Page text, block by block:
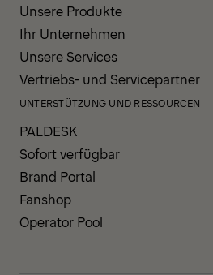
Unsere Produkte
Ihr Unternehmen
Unsere Services
Vertriebs- und Servicepartner
UNTERSTÜTZUNG UND RESSOURCEN
PALDESK
Sofort verfügbar
Brand Portal
Fanshop
Operator Pool